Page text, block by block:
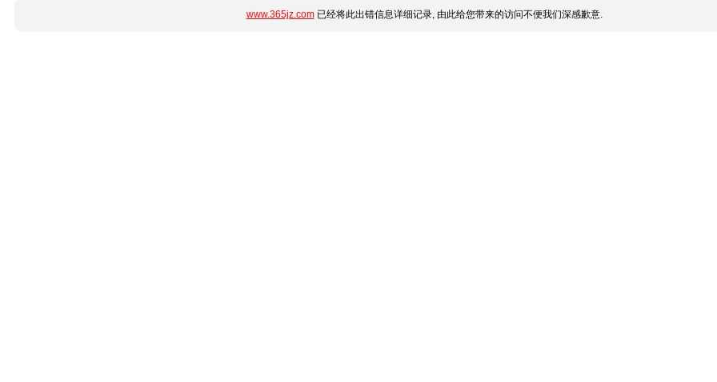
www.365jz.com已经将此出错信息详细记录, 由此给您带来的访问不便我们深感歉意.